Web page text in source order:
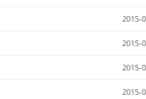
2015-
2015-
2015-
2015-